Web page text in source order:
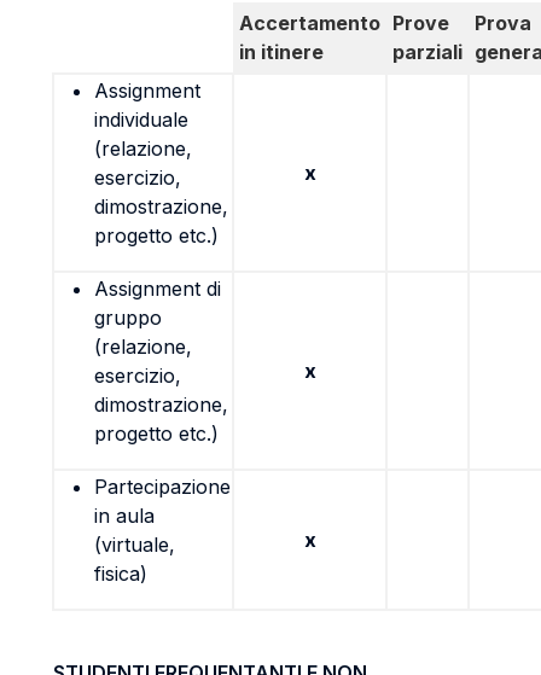
Accertamento
in itinere
Prove
parziali
Prova
Assignment
individuale
(relazione,
esercizio,
dimostrazione,
progetto etc.)
x
Assignment di
gruppo
(relazione,
esercizio,
dimostrazione,
progetto etc.)
x
Partecipazione
in aula
(virtuale,
fisica)
x